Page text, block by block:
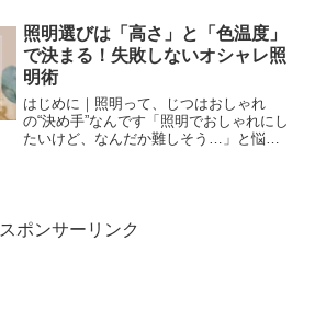
づらい収納は死蔵品の温床になり、動線
の邪魔にもなる、建築コ...
照明選びは「高さ」と「色温度」
で決まる！失敗しないオシャレ照
明術
はじめに｜照明って、じつはおしゃれ
の“決め手”なんです「照明でおしゃれにし
たいけど、なんだか難しそう…」と悩ん
スポンサーリンク